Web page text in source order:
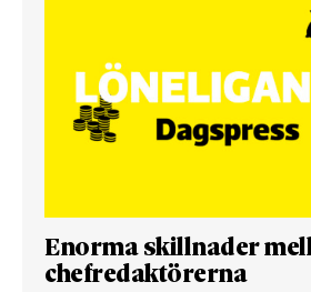
Enorma skillnader
chefredaktörerna